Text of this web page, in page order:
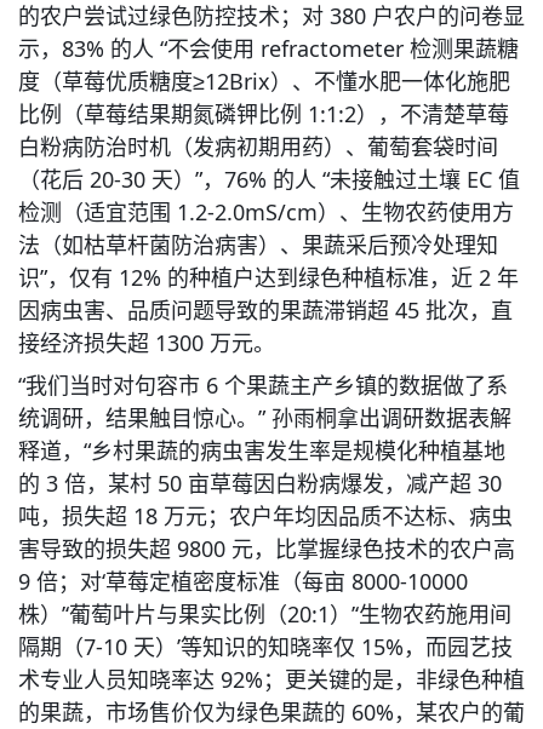
的农户尝试过绿色防控技术；对 380 户农户的问卷显
示，83% 的人 “不会使用 refractometer 检测果蔬糖
度（草莓优质糖度≥12Brix）、不懂水肥一体化施肥
比例（草莓结果期氮磷钾比例 1:1:2），不清楚草莓
白粉病防治时机（发病初期用药）、葡萄套袋时间
（花后 20-30 天）”，76% 的人 “未接触过土壤 EC 值
检测（适宜范围 1.2-2.0mS/cm）、生物农药使用方
法（如枯草杆菌防治病害）、果蔬采后预冷处理知
识”，仅有 12% 的种植户达到绿色种植标准，近 2 年
因病虫害、品质问题导致的果蔬滞销超 45 批次，直
接经济损失超 1300 万元。
“我们当时对句容市 6 个果蔬主产乡镇的数据做了系
统调研，结果触目惊心。” 孙雨桐拿出调研数据表解
释道，“乡村果蔬的病虫害发生率是规模化种植基地
的 3 倍，某村 50 亩草莓因白粉病爆发，减产超 30
吨，损失超 18 万元；农户年均因品质不达标、病虫
害导致的损失超 9800 元，比掌握绿色技术的农户高
9 倍；对‘草莓定植密度标准（每亩 8000-10000
株）’‘葡萄叶片与果实比例（20:1）’‘生物农药施用间
隔期（7-10 天）’等知识的知晓率仅 15%，而园艺技
术专业人员知晓率达 92%；更关键的是，非绿色种植
的果蔬，市场售价仅为绿色果蔬的 60%，某农户的葡